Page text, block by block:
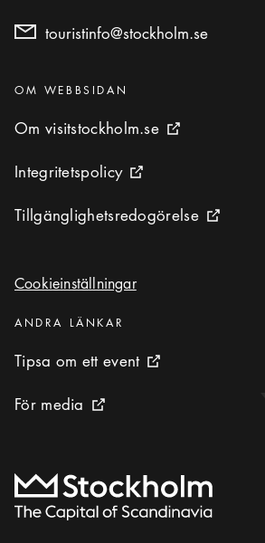
touristinfo@stockholm.se
Kategorier:
OM WEBBSIDAN
Om visitstockholm.se
Om visitstockholm.se Extern ikon
Integritetspolicy
Integritetspolicy Extern ikon
Tillgänglighetsredogörelse
Tillgänglighetsredogörelse Extern ikon
Cookieinställningar
Cookieinställningar
Kategorier :
ANDRA LÄNKAR
Tipsa om ett event
Tipsa om ett event Extern ikon
För media
För media Extern ikon
Till startsidan